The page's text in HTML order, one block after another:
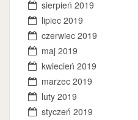
sierpień 2019
lipiec 2019
czerwiec 2019
maj 2019
kwiecień 2019
marzec 2019
luty 2019
styczeń 2019